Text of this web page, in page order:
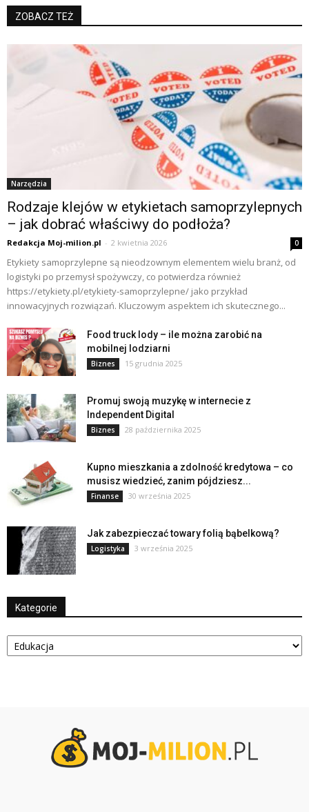
ZOBACZ TEŻ
Narzędzia
Rodzaje klejów w etykietach samoprzylepnych
– jak dobrać właściwy do podłoża?
Redakcja Moj-milion.pl - 2 kwietnia 2026 0
Etykiety samoprzylepne są nieodzownym elementem wielu branż, od
logistyki po przemysł spożywczy, co potwierdza również
https://etykiety.pl/etykiety-samoprzylepne/ jako przykład
innowacyjnych rozwiązań. Kluczowym aspektem ich skutecznego...
Food truck lody – ile można zarobić na
mobilnej lodziarni
Biznes 15 grudnia 2025
Promuj swoją muzykę w internecie z
Independent Digital
Biznes 28 października 2025
Kupno mieszkania a zdolność kredytowa – co
musisz wiedzieć, zanim pójdziesz...
Finanse 30 września 2025
Jak zabezpieczać towary folią bąbelkową?
Logistyka 3 września 2025
Kategorie
Kategorie